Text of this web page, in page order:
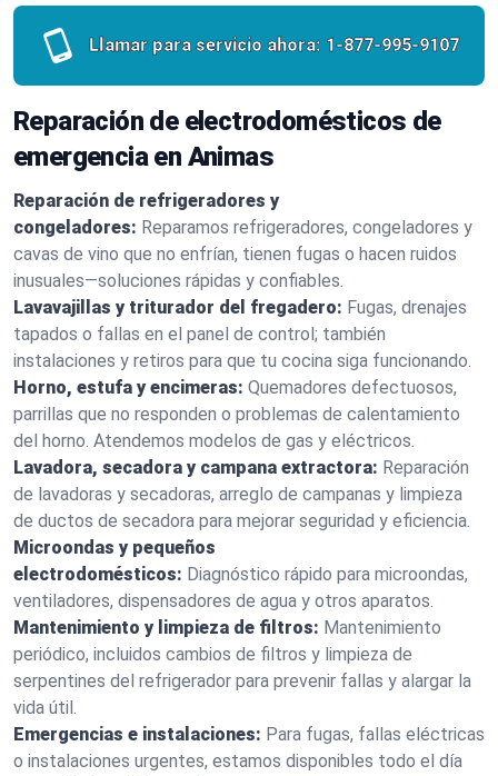
Llamar para servicio ahora: 1-877-995-9107
Reparación de electrodomésticos de
emergencia en Animas
Reparación de refrigeradores y
congeladores: Reparamos refrigeradores, congeladores y
cavas de vino que no enfrían, tienen fugas o hacen ruidos
inusuales—soluciones rápidas y confiables.
Lavavajillas y triturador del fregadero: Fugas, drenajes
tapados o fallas en el panel de control; también
instalaciones y retiros para que tu cocina siga funcionando.
Horno, estufa y encimeras: Quemadores defectuosos,
parrillas que no responden o problemas de calentamiento
del horno. Atendemos modelos de gas y eléctricos.
Lavadora, secadora y campana extractora: Reparación
de lavadoras y secadoras, arreglo de campanas y limpieza
de ductos de secadora para mejorar seguridad y eficiencia.
Microondas y pequeños
electrodomésticos: Diagnóstico rápido para microondas,
ventiladores, dispensadores de agua y otros aparatos.
Mantenimiento y limpieza de filtros: Mantenimiento
periódico, incluidos cambios de filtros y limpieza de
serpentines del refrigerador para prevenir fallas y alargar la
vida útil.
Emergencias e instalaciones: Para fugas, fallas eléctricas
o instalaciones urgentes, estamos disponibles todo el día